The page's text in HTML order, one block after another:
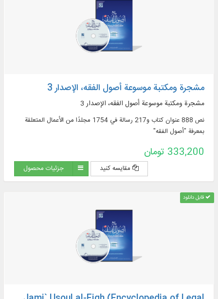
مشجرة ومكتبة موسوعة أصول الفقه، الإصدار 3
مشجرة ومكتبة موسوعة أصول الفقه، الإصدار 3
نص 888 عنوان كتاب و217 رسالة في 1754 مجلدًا من الأعمال المتعلقة
بمعرفة "أصول الفقه"
333,200 تومان
مقایسه کنید جزئیات محصول
قابل دانلود